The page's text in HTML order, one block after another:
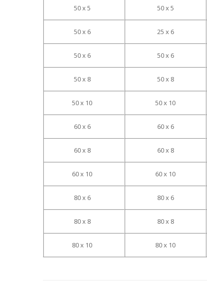
50 x 5 50 x 5
50 x 6 25 x 6
50 x 6 50 x 6
50 x 8 50 x 8
50 x 10 50 x 10
60 x 6 60 x 6
60 x 8 60 x 8
60 x 10 60 x 10
80 x 6 80 x 6
80 x 8 80 x 8
80 x 10 80 x 10